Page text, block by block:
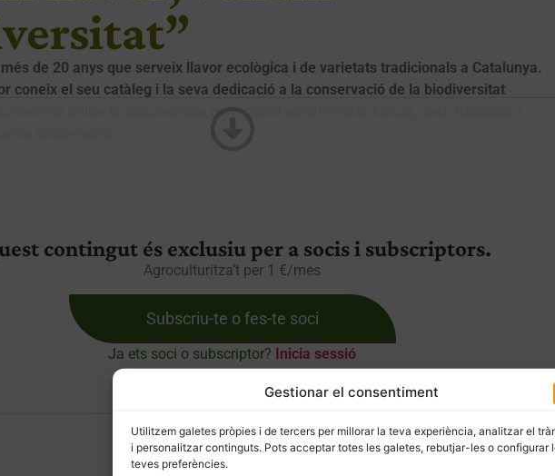
Gestionar el consentiment
Utilitzem galetes pròpies i de tercers per millorar la teva experiència, analitzar el
i personalitzar continguts. Pots acceptar totes les galetes, rebutjar-les o configurar
teves preferències.
de 20 anys que serveix llavor ecològica i de varietats tradicionals a Catalunya.
coneix el seu catàleg i la seva dedicació a la conservació de la biodiversitat
ne millor la idiosincràsia hem parlat amb l’Ernest Tasias, soci, fundador i
contingut és exclusiu per a socis i subscriptors.
Agroculturitza’t per 1 €/mes
Subscriu-te o fes-te soci
Ja ets soci o subscriptor? Inicia sessió